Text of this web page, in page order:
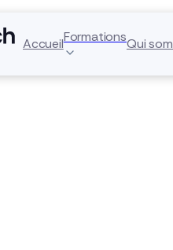
AccueilFormationsQui